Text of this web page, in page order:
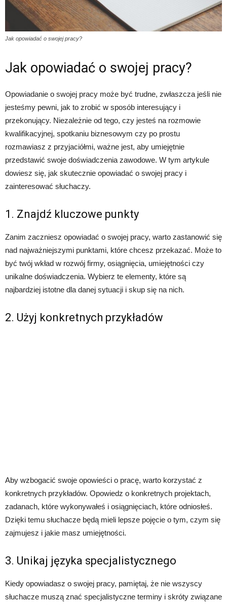
Jak opowiadać o swojej pracy?
Jak opowiadać o swojej pracy?
Opowiadanie o swojej pracy może być trudne, zwłaszcza jeśli nie
jesteśmy pewni, jak to zrobić w sposób interesujący i
przekonujący. Niezależnie od tego, czy jesteś na rozmowie
kwalifikacyjnej, spotkaniu biznesowym czy po prostu
rozmawiasz z przyjaciółmi, ważne jest, aby umiejętnie
przedstawić swoje doświadczenia zawodowe. W tym artykule
dowiesz się, jak skutecznie opowiadać o swojej pracy i
zainteresować słuchaczy.
1. Znajdź kluczowe punkty
Zanim zaczniesz opowiadać o swojej pracy, warto zastanowić się
nad najważniejszymi punktami, które chcesz przekazać. Może to
być twój wkład w rozwój firmy, osiągnięcia, umiejętności czy
unikalne doświadczenia. Wybierz te elementy, które są
najbardziej istotne dla danej sytuacji i skup się na nich.
2. Użyj konkretnych przykładów
Aby wzbogacić swoje opowieści o pracę, warto korzystać z
konkretnych przykładów. Opowiedz o konkretnych projektach,
zadanach, które wykonywałeś i osiągnięciach, które odniosłeś.
Dzięki temu słuchacze będą mieli lepsze pojęcie o tym, czym się
zajmujesz i jakie masz umiejętności.
3. Unikaj języka specjalistycznego
Kiedy opowiadasz o swojej pracy, pamiętaj, że nie wszyscy
słuchacze muszą znać specjalistyczne terminy i skróty związane